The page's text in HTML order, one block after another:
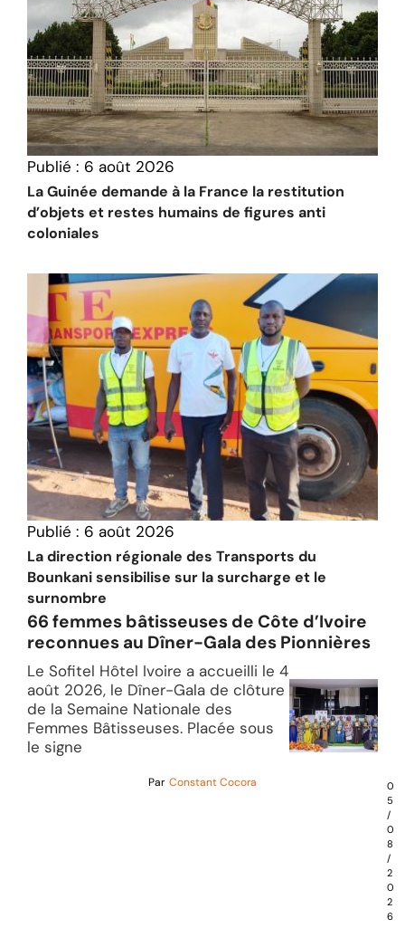
Publié : 6 août 2026
La Guinée demande à la France la restitution
d’objets et restes humains de figures anti
coloniales
Publié : 6 août 2026
La direction régionale des Transports du
Bounkani sensibilise sur la surcharge et le
surnombre
66 femmes bâtisseuses de Côte d’Ivoire
reconnues au Dîner-Gala des Pionnières
Le Sofitel Hôtel Ivoire a accueilli le 4
août 2026, le Dîner-Gala de clôture
de la Semaine Nationale des
Femmes Bâtisseuses. Placée sous
le signe
Par Constant Cocora
0
5
/
0
8
/
2
0
2
6